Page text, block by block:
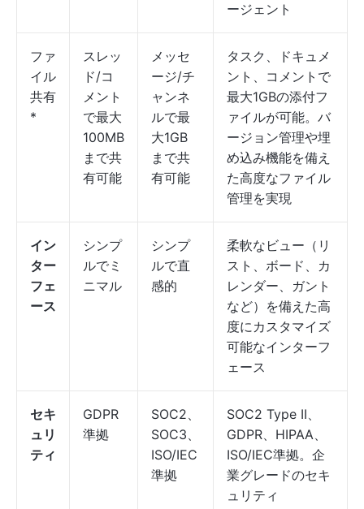
ージェント
ファ
イル
共有
*
スレッ
ド/コ
メント
で最大
100MB
まで共
有可能
メッセ
ージ/チ
ャンネ
ルで最
大1GB
まで共
有可能
タスク、ドキュメ
ント、コメントで
最大1GBの添付フ
ァイルが可能。バ
ージョン管理や埋
め込み機能を備え
た高度なファイル
管理を実現
イン
ター
フェ
ース
シンプ
ルでミ
ニマル
シンプ
ルで直
感的
柔軟なビュー（リ
スト、ボード、カ
レンダー、ガント
など）を備えた高
度にカスタマイズ
可能なインターフ
ェース
セキ
ュリ
ティ
GDPR
準拠
SOC2、
SOC3、
ISO/IEC
準拠
SOC2 Type II、
GDPR、HIPAA、
ISO/IEC準拠。企
業グレードのセキ
ュリティ